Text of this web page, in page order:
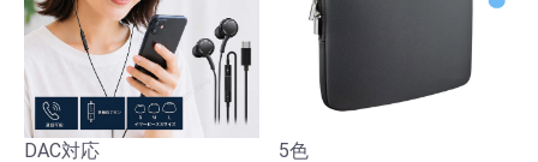
DAC対応
5色